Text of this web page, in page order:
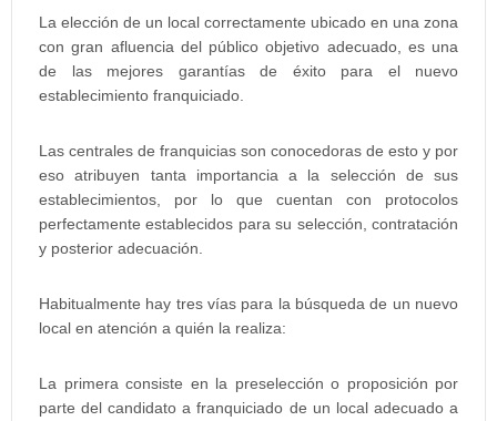
La elección de un local correctamente ubicado en una zona
con gran afluencia del público objetivo adecuado, es una
de las mejores garantías de éxito para el nuevo
establecimiento franquiciado.
Las centrales de franquicias son conocedoras de esto y por
eso atribuyen tanta importancia a la selección de sus
establecimientos, por lo que cuentan con protocolos
perfectamente establecidos para su selección, contratación
y posterior adecuación.
Habitualmente hay tres vías para la búsqueda de un nuevo
local en atención a quién la realiza:
La primera consiste en la preselección o proposición por
parte del candidato a franquiciado de un local adecuado a